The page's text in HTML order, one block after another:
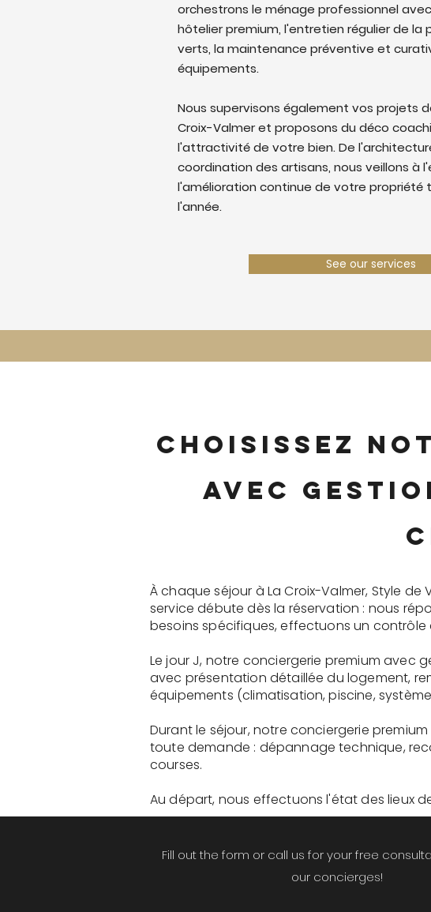
orchestrons le ménage professionnel
hôtelier premium, l'entretien régulier de la
verts, la maintenance préventive et
équipements.
Nous supervisons également vos projets
Croix-Valmer et proposons du déco
l'attractivité de votre bien. De
coordination des artisans, nous veillons à
l'amélioration continue de votre propriété
l'année.
See our services
Choisissez
avec
À chaque séjour à La Croix-Valmer, Style
service débute dès la réservation : nous
besoins spécifiques, effectuons un
Le jour J, notre conciergerie premium avec
avec présentation détaillée du logement,
équipements (climatisation, piscine, système
Durant le séjour, notre conciergerie
toute demande : dépannage technique,
courses.
Au départ, nous effectuons l'état des lieux
Fill out the form or call us for your free
our concierges!